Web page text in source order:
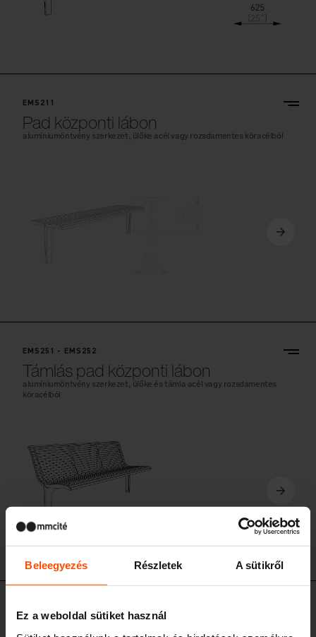
Beleegyezés Részletek A sütikről
Ez a weboldal sütiket használ
EMS211
Pad központi lábon
alumíniumöntvény szerkezet, ülőke acél vagy rozsdamentes köracélból
EMS251 - EMS252
Támlás pad központi lábon
alumíniumöntvény szerkezet, ülőke és támla acél vagy rozsdamentes
köracélból
EMS256 - EMS257
Támlás pad központi lábon kartámlával